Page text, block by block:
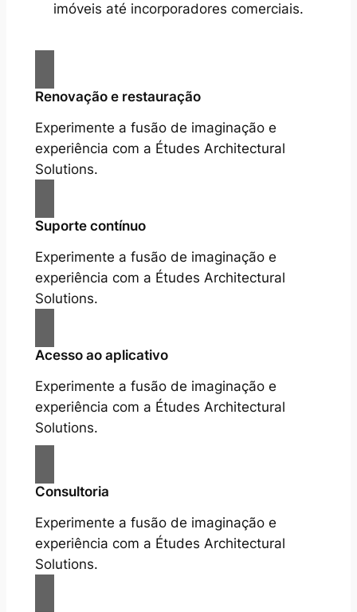
imóveis até incorporadores comerciais.
Renovação e restauração
Experimente a fusão de imaginação e
experiência com a Études Architectural
Solutions.
Suporte contínuo
Experimente a fusão de imaginação e
experiência com a Études Architectural
Solutions.
Acesso ao aplicativo
Experimente a fusão de imaginação e
experiência com a Études Architectural
Solutions.
Consultoria
Experimente a fusão de imaginação e
experiência com a Études Architectural
Solutions.